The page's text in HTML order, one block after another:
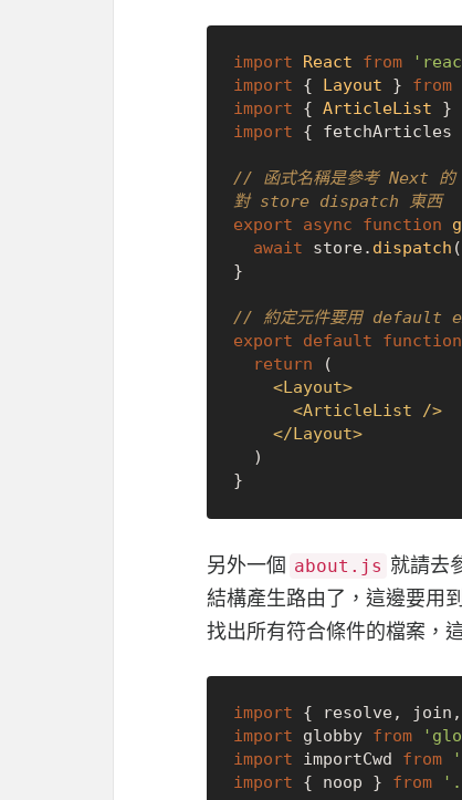
import React from
import { Layout } from
import { ArticleList }
import { fetchArticles
// 函式名稱是參考 Next 的
對 store dispatch 東西
export
async function
await store. dispatch (
}
// 約定元件要用 default
export
default function
return (
<Layout>
<ArticleList />
</Layout>
另外一個 about.js 就請去
結構產生路由了，這邊要用
找出所有符合條件的檔案，
import { resolve,
import globby from
import importCwd from
import { noop } from